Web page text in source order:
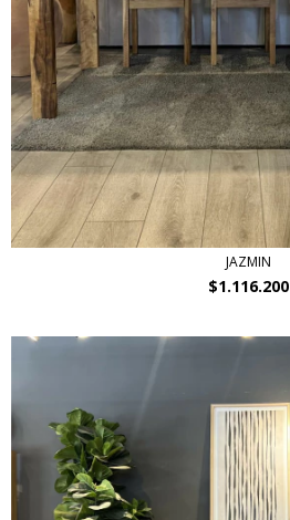
JAZMIN
$1.116.200